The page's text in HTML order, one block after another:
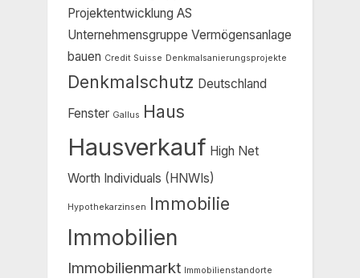
Projektentwicklung AS
Unternehmensgruppe Vermögensanlage
bauen Credit Suisse Denkmalsanierungsprojekte
Denkmalschutz Deutschland
Fenster Gallus Haus
Hausverkauf High Net
Worth Individuals (HNWIs)
Hypothekarzinsen Immobilie
Immobilien
Immobilienmarkt Immobilienstandorte